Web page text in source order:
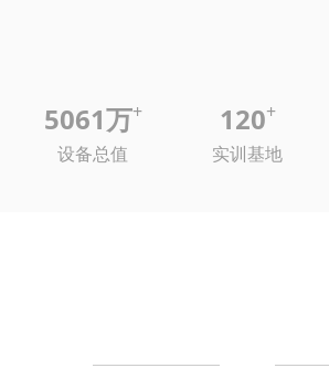
5061万+
设备总值
120+
实训基地